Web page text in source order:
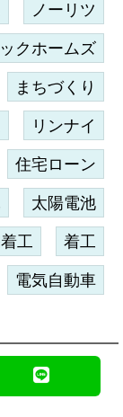
ノーリツ
クホームズ
まちづくり
リンナイ
住宅ローン
太陽電池
工 着工
電気自動車